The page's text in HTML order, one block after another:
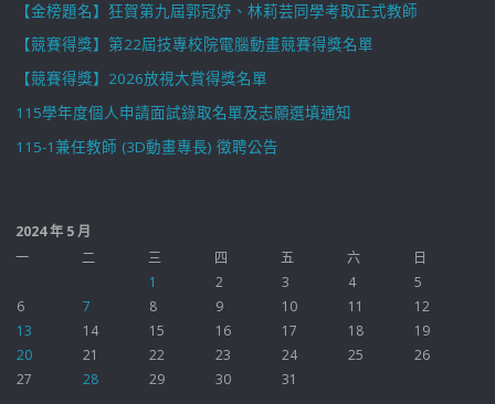
【金榜題名】狂賀第九屆郭冠妤、林莉芸同學考取正式教師
【競賽得獎】第22屆技專校院電腦動畫競賽得獎名單
【競賽得獎】2026放視大賞得獎名單
115學年度個人申請面試錄取名單及志願選填通知
115-1兼任教師 (3D動畫專長) 徵聘公告
2024 年 5 月
一
二 三 四 五 六
日
1
2 3 4
5
6
7 8 9 10 11
12
13
14 15 16 17 18
19
20
21 22 23 24 25
26
27
28 29 30 31